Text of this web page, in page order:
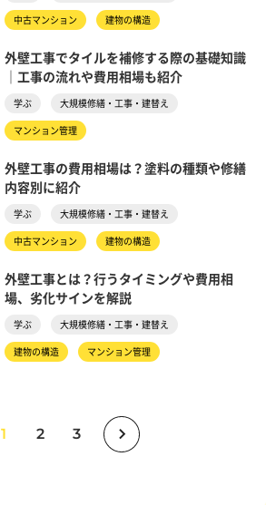
中古マンション 建物の構造
外壁工事でタイルを補修する際の基礎知識
｜工事の流れや費用相場も紹介
学ぶ 大規模修繕・工事・建替え
マンション管理
外壁工事の費用相場は？塗料の種類や修繕
内容別に紹介
学ぶ 大規模修繕・工事・建替え
中古マンション 建物の構造
外壁工事とは？行うタイミングや費用相
場、劣化サインを解説
学ぶ 大規模修繕・工事・建替え
建物の構造 マンション管理
1 2 3